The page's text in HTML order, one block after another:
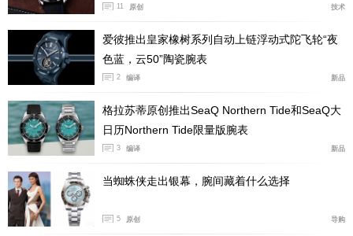
11 原创 技术
爱彼推出皇家橡树系列自动上链浮动式陀飞轮“夜
色蓝，云50”陶瓷腕表
2 编译 新品
格拉苏蒂原创推出SeaQ Northern Tide和SeaQ大
日历Northern Tide限量版腕表
3 编译 新品
当蜘蛛侠走出银幕，腕间藏着什么选择
5 原创 导购